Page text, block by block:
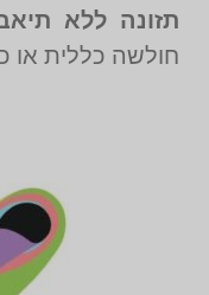
תזונה ללא
חולשה כללית או